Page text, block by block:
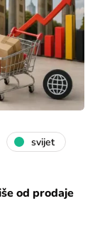
svijet
od prodaje